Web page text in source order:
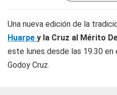
Una nueva edición de la
Huarpe y la Cruz al Mérito
este lunes desde las 19.30 en
Godoy Cruz.